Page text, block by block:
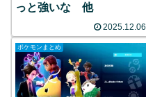
っと強いな 他
2025.12.06
ポケモンまとめ